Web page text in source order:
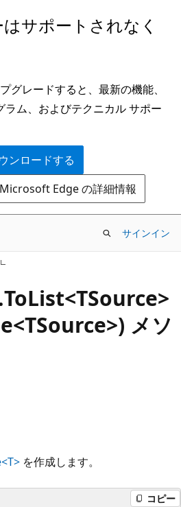
サポートされなく
レードすると、最新の機能、
ラム、およびテクニカル サポー
ンロードする
Edge の詳細情報
サインイン
ToList<TSource>
メソ
を作成します。
コピー